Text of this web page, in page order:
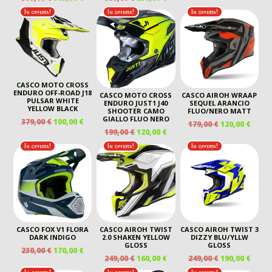
PREZZO
ORIGINALE
ERA:
399,00 €.
PREZZO
ATTUALE
È:
305,00 €.
PREZZO
ORIGINALE
ERA:
399,00 €.
PREZZO
ATTUALE
È:
230,00 €.
ORIGINALE
ERA:
210,00 €.
In offerta!
CASCO MOTO CROSS
ENDURO OFF-ROAD J18
PULSAR WHITE
YELLOW BLACK
379,00€IL
ORIGINALE
ERA:
379,00 €.
100,00€IL
PREZZO
ATTUALE
È:
100,00 €.
In offerta!
CASCO MOTO CROSS
ENDURO JUST1 J40
SHOOTER CAMO
GIALLO FLUO NERO
199,00€IL
PREZZO
ORIGINALE
ERA:
199,00 €.
120,00€IL
PREZZO
ATTUALE
È:
120,00 €.
In offerta!
CASCO AIROH WRAAP
SEQUEL ARANCIO
FLUO/NERO MATT
179,00€ IL
ORIGINALE
179,00 €.
120,00€IL
In offerta!
CASCO FOX V1 FLORA
DARK INDIGO
230,00€IL
170,00€IL
PREZZO
In offerta!
CASCO AIROH TWIST
2.0 SHAKEN YELLOW
GLOSS
249,00€IL
PREZZO
160,00€IL
PREZZO
In offerta!
CASCO AIROH TWIST 3
DIZZY BLU/YLLW
GLOSS
249,00€ IL
PREZZO
190,00€IL